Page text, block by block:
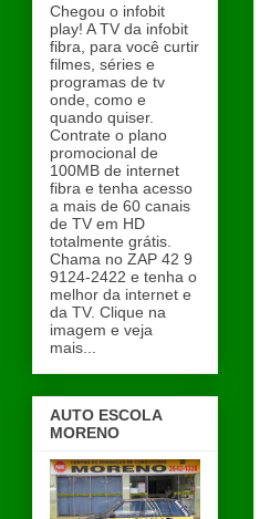
Chegou o infobit
play! A TV da infobit
fibra, para você curtir
filmes, séries e
programas de tv
onde, como e
quando quiser.
Contrate o plano
promocional de
100MB de internet
fibra e tenha acesso
a mais de 60 canais
de TV em HD
totalmente grátis.
Chama no ZAP 42 9
9124-2422 e tenha o
melhor da internet e
da TV. Clique na
imagem e veja
mais...
AUTO ESCOLA
MORENO